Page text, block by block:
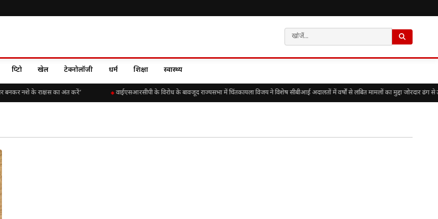
क्रिप्टो खेल टेक्नोलॉजी धर्म शिक्षा स्वास्थ्य
बनकर नशे के राक्षस का अंत करें’ वाईएसआरसीपी के विरोध के बावजूद राज्यसभा में चिंतकायला विजय ने विशेष सीबीआई अदालतों में वर्षों से लंबित मामलों का मुद्दा जोरदार ढंग से